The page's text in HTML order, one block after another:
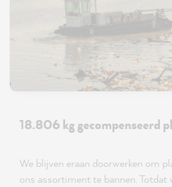
18.806 kg gecompenseerd
We blijven eraan doorwerken om
ons assortiment te bannen. Totdat